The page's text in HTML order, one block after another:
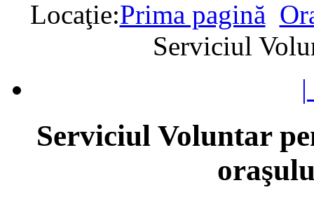
Locaţie:Prima pagină
Serviciul
Serviciul Voluntar